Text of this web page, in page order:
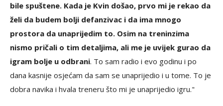
bile spuštene. Kada je Kvin došao, prvo mi je rekao da
želi da budem bolji defanzivac i da ima mnogo
prostora da unaprijedim to. Osim na treninzima
nismo pričali o tim detaljima, ali me je uvijek gurao da
igram bolje u odbrani. To sam radio i evo godinu i po
dana kasnije osjećam da sam se unaprijedio i u tome. To je
dobra navika i hvala treneru što mi je unaprijedio igru."